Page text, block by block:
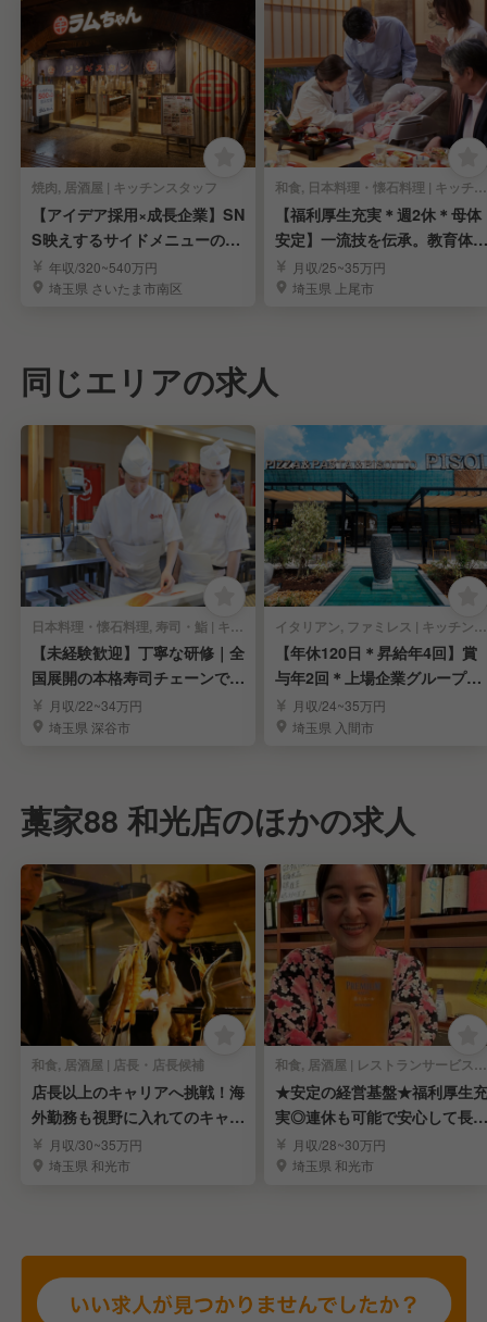
焼肉, 居酒屋 | キッチンスタッフ
【アイデア採用×成長企業】SN
S映えするサイドメニューの発
案も叶う環境！
年収/320~540万円
埼玉県 さいたま市南区
和食, 日本料理・懐石料理 | キッチンスタッフ
【福利厚生充実＊週2休＊母体
安定】一流技を伝承。教育体制
万全で料理長目指す
月収/25~35万円
埼玉県 上尾市
同じエリアの求人
日本料理・懐石料理, 寿司・鮨 | キッチンスタッフ
【未経験歓迎】丁寧な研修｜全
国展開の本格寿司チェーンで寿
司職人を目指す！
月収/22~34万円
埼玉県 深谷市
イタリアン, ファミレス | キッチンスタッフ
【年休120日＊昇給年4回】賞
与年2回＊上場企業グループで
料理長を募集
月収/24~35万円
埼玉県 入間市
藁家88 和光店のほかの求人
和食, 居酒屋 | 店長・店長候補
店長以上のキャリアへ挑戦！海
外勤務も視野に入れてのキャリ
アアップの可能
月収/30~35万円
埼玉県 和光市
和食, 居酒屋 | レストランサービス・ホールスタッフ
★安定の経営基盤★福利厚生充
実◎連休も可能で安心して長く
働ける職場！
月収/28~30万円
埼玉県 和光市